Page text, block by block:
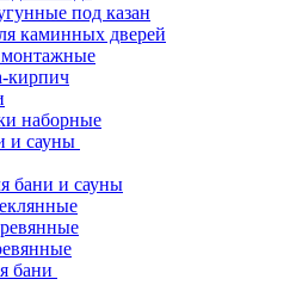
под казан
каминных дверей
кирпич
наборные
и сауны
бани и сауны
бани